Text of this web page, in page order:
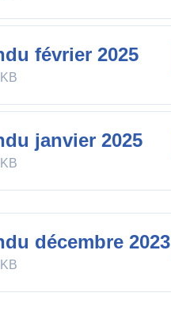
février 2025
janvier 2025
décembre 2023